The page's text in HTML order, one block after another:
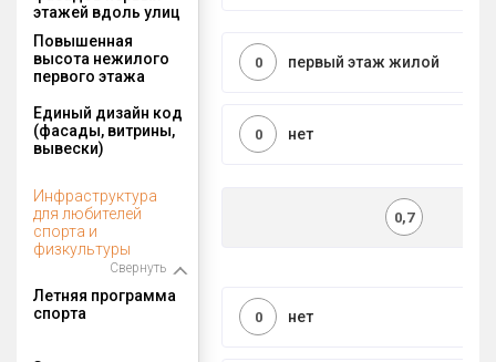
этажей вдоль улиц
Повышенная
высота нежилого
первого этажа
первый этаж жилой
0
Единый дизайн код
(фасады, витрины,
вывески)
нет
0
Инфраструктура
для любителей
спорта и
физкультуры
Свернуть
0,7
Летняя программа
спорта
нет
0